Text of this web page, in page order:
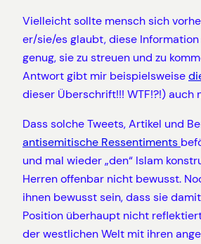
Vielleicht sollte mensch sich
er/sie/es glaubt, diese
genug, sie zu streuen und zu
Antwort gibt mir beispielsweise
dieser Überschrift!!! WTF!?!) auch
Dass solche Tweets, Artikel und
antisemitische Ressentiments
und mal wieder „den“ Islam
Herren offenbar nicht bewusst.
ihnen bewusst sein, dass sie
Position überhaupt nicht
der westlichen Welt mit ihren